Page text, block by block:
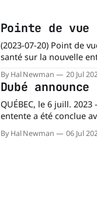
Pointe de
(2023-07-20) Point de vue d'un ancien paramédic devenu stratège des systèmes de
santé sur la nouvelle
partir d'octobre. Les systèmes qui tomberont inévitablement en panne (sans ordre de
priorité) : • ceux qui
By Hal Newman 20 Jul
Dubé
QUÉBEC, le 6 juill.
entente a été conclue
régions du Québec pour
de travaux, le
By Hal Newman 06 Jul